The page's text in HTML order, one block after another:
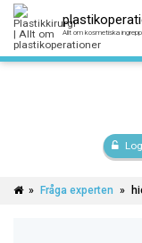
Allt om kosmetiska
» Fråga experten »